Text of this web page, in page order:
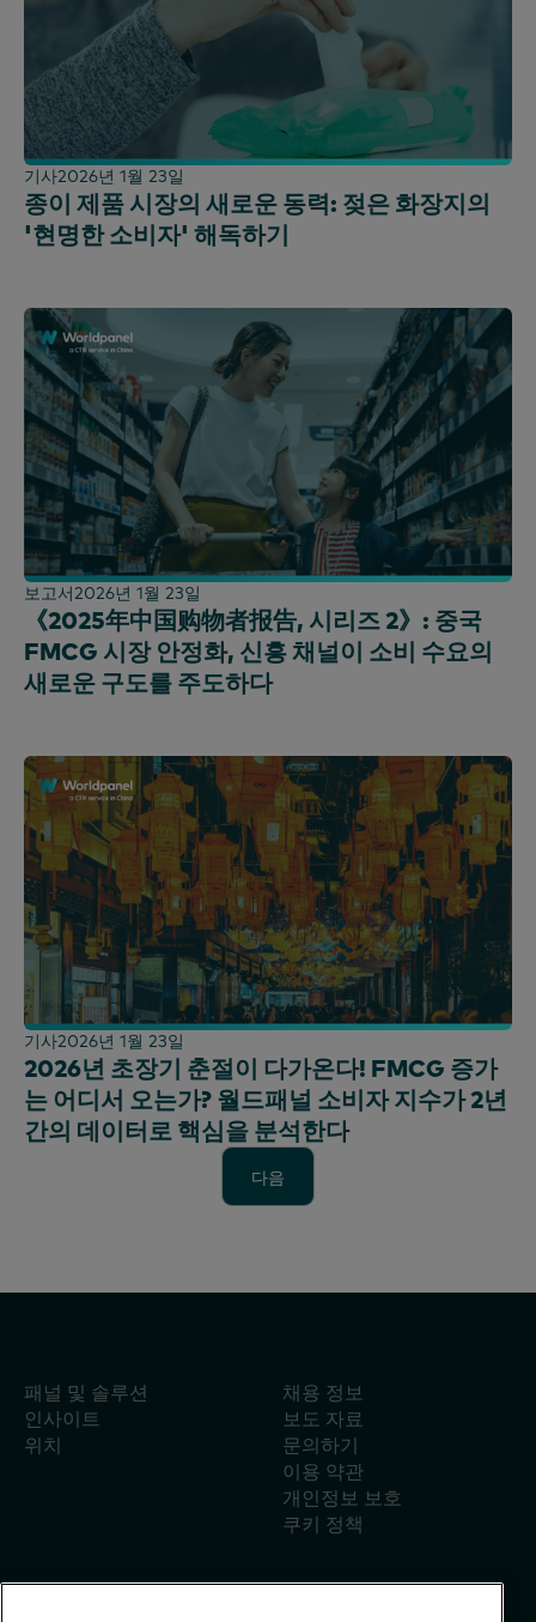
기사2026년 1월 23일
종이 제품 시장의 새로운 동력: 젖은 화장지의
'현명한 소비자' 해독하기
보고서2026년 1월 23일
《2025年中国购物者报告, 시리즈 2》: 중국
FMCG 시장 안정화, 신흥 채널이 소비 수요의
새로운 구도를 주도하다
기사2026년 1월 23일
2026년 초장기 춘절이 다가온다! FMCG 증가
는 어디서 오는가? 월드패널 소비자 지수가 2년
간의 데이터로 핵심을 분석한다
다음
다음
패널 및 솔루션
인사이트
위치
채용 정보
보도 자료
문의하기
이용 약관
개인정보 보호
쿠키 정책